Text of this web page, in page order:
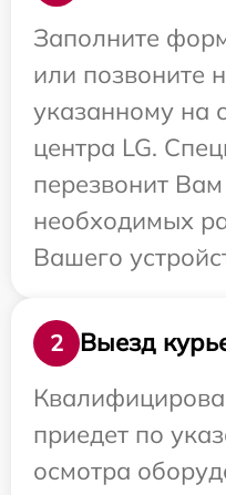
Заполните
или позвоните
указанному на
центра LG.
перезвонит
необходимых
Вашего
2
Выезд
приедет по
осмотра